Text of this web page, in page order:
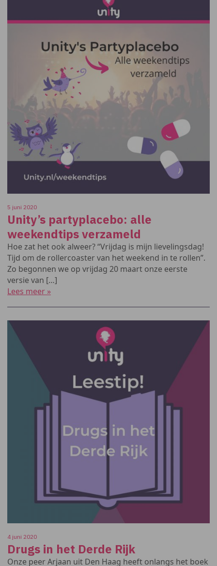
5 juni 2020
Unity’s partyplacebo: alle
weekendtips verzameld
Hoe zat het ook alweer? “Vrijdag is mijn lievelingsdag!
Tijd om de rollercoaster van het weekend in te rollen”.
Zo begonnen we op vrijdag 20 maart onze eerste
versie van […]
Lees meer »
4 juni 2020
Drugs in het Derde Rijk
Onze peer Arjaan uit Den Haag heeft onlangs het boek